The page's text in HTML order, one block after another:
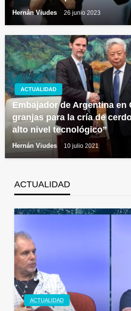
Hernán Viudes 26 junio 2023
ACTUALIDAD
Embajador de Argentina en
granjas para la cría de
alto nivel tecnológico”
Hernán Viudes 10 julio 2021
ACTUALIDAD
ACTUALIDAD